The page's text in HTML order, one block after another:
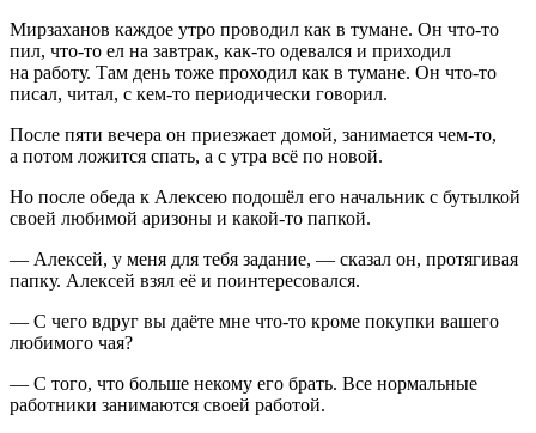
Мирзаханов каждое утро проводил как в тумане. Он что-то
пил, что-то ел на завтрак, как-то одевался и приходил
на работу. Там день тоже проходил как в тумане. Он что-то
писал, читал, с кем-то периодически говорил.
После пяти вечера он приезжает домой, занимается чем-то,
а потом ложится спать, а с утра всё по новой.
Но после обеда к Алексею подошёл его начальник с бутылкой
своей любимой аризоны и какой-то папкой.
— Алексей, у меня для тебя задание, — сказал он, протягивая
папку. Алексей взял её и поинтересовался.
— С чего вдруг вы даёте мне что-то кроме покупки вашего
любимого чая?
— С того, что больше некому его брать. Все нормальные
работники занимаются своей работой.